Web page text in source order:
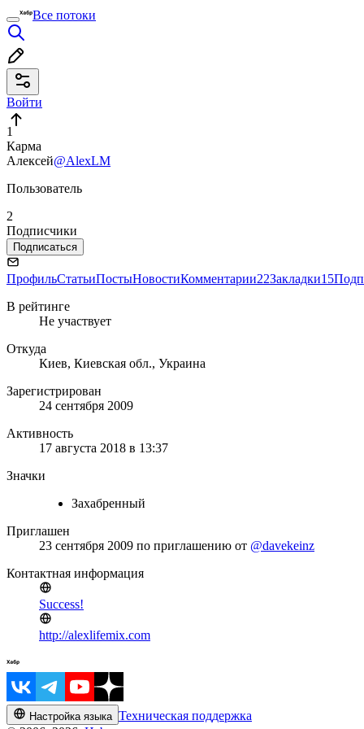
Все потоки
Войти
1
Карма
Алексей@AlexLM
Пользователь
2
Подписчики
Подписаться
ПрофильСтатьиПостыНовостиКомментарии22Закладки15
В рейтинге
Не участвует
Откуда
Киев, Киевская обл., Украина
Зарегистрирован
24 сентября 2009
Активность
17 августа 2018 в 13:37
Значки
Захабренный
Приглашен
23 сентября 2009 по приглашению от @davekeinz
Контактная информация
Success!
http://alexlifemix.com
Настройка языка Техническая поддержка